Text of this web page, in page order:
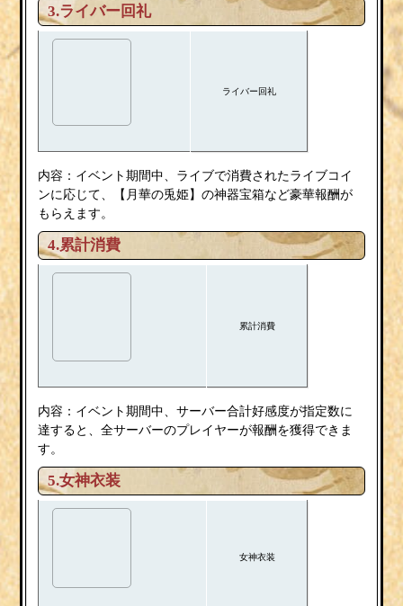
3.ライバー回礼
ライバー回礼
内容：イベント期間中、ライブで消費されたライブコイ
ンに応じて、【月華の兎姫】の神器宝箱など豪華報酬が
もらえます。
4.累計消費
累計消費
内容：イベント期間中、サーバー合計好感度が指定数に
達すると、全サーバーのプレイヤーが報酬を獲得できま
す。
5.女神衣装
女神衣装